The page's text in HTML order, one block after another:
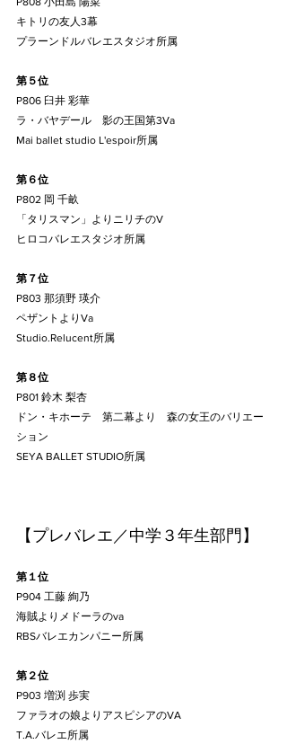
キトリの友人3幕
プラーンドルバレエスタジオ所属
第５位
P806 臼井 彩華
ラ・バヤデール　影の王国第3Va
Mai ballet studio L'espoir所属
第６位
P802 岡 千畝
「タリスマン」よりニリチのV
ヒロコバレエスタジオ所属
第７位
P803 那須野 瑛介
ペザントよりVa
Studio.Relucent所属
第８位
P801 鈴木 梨杏
ドン・キホーテ　第二幕より　森の女王のバリエー
ション
SEYA BALLET STUDIO所属
【プレバレエ／中学３年生部門】
第１位
P904 工藤 絢乃
海賊よりメドーラのva
RBSバレエカンパニー所属
第２位
P903 増渕 歩実
ファラオの娘よりアスピシアのVA
T.A.バレエ所属